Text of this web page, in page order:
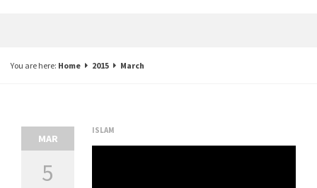
You are here: Home 2015 March
MAR
5
ISLAM